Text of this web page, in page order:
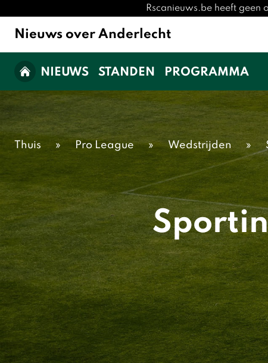
Rscanieuws.be heeft
Nieuws over Anderlecht
NIEUWS STANDEN PROGRAMMA
Thuis » Pro League » Wedstrijden »